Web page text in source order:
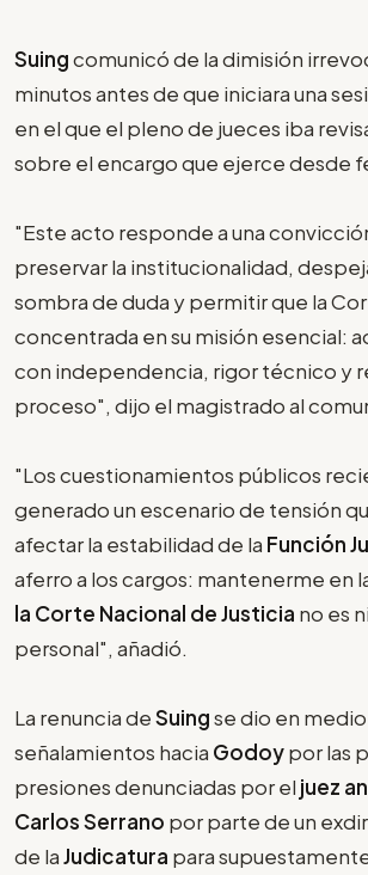
Suingcomunicó de la dimisión
minutos antes de que iniciara una
en el que el pleno de jueces iba
sobre el encargo que ejerce desde
"Este acto responde a una
preservar la institucionalidad,
sombra de duda y permitir que la
concentrada en su misión esencial:
con independencia, rigor técnico y
proceso", dijo el magistrado al
"Los cuestionamientos públicos
generado un escenario de tensión
afectar la estabilidad de la Función
aferro a los cargos: mantenerme en
la Corte Nacional de Justicia no es
personal", añadió.
La renuncia deSuingse dio en
señalamientos hacia Godoypor las
presiones denunciadas por el juez
Carlos Serrano por parte de un
de laJudicatura para